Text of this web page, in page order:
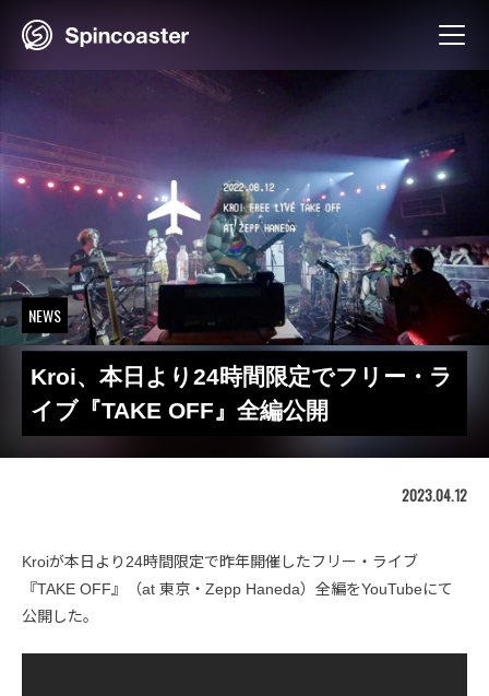
NEWS
Kroi、本日より24時間限定でフリー・ラ
イブ『TAKE OFF』全編公開
2023.04.12
Kroiが本日より24時間限定で昨年開催したフリー・ライブ
『TAKE OFF』（at 東京・Zepp Haneda）全編をYouTubeにて
公開した。